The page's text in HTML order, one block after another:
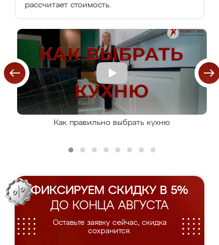
рассчитает стоимость.
Как правильно выбрать кухню
ФИКСИРУЕМ СКИДКУ В 5%
ДО КОНЦА АВГУСТА
Оставьте заявку сейчас, скидка
сохранится.